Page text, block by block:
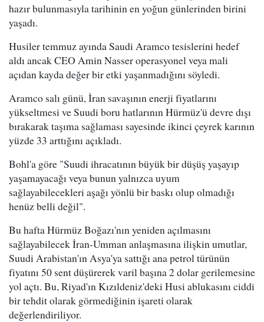
hazır bulunmasıyla tarihinin en yoğun günlerinden birini
yaşadı.
Husiler temmuz ayında Saudi Aramco tesislerini hedef
aldı ancak CEO Amin Nasser operasyonel veya mali
açıdan kayda değer bir etki yaşanmadığını söyledi.
Aramco salı günü, İran savaşının enerji fiyatlarını
yükseltmesi ve Suudi boru hatlarının Hürmüz'ü devre dışı
bırakarak taşıma sağlaması sayesinde ikinci çeyrek karının
yüzde 33 arttığını açıkladı.
Bohl'a göre "Suudi ihracatının büyük bir düşüş yaşayıp
yaşamayacağı veya bunun yalnızca uyum
sağlayabilecekleri aşağı yönlü bir baskı olup olmadığı
henüz belli değil".
Bu hafta Hürmüz Boğazı'nın yeniden açılmasını
sağlayabilecek İran-Umman anlaşmasına ilişkin umutlar,
Suudi Arabistan'ın Asya'ya sattığı ana petrol türünün
fiyatını 50 sent düşürerek varil başına 2 dolar gerilemesine
yol açtı. Bu, Riyad'ın Kızıldeniz'deki Husi ablukasını ciddi
bir tehdit olarak görmediğinin işareti olarak
değerlendiriliyor.